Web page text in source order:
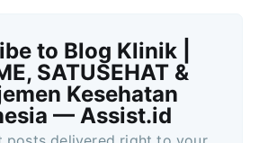
to Blog Klinik |
SATUSEHAT &
Kesehatan
— Assist.id